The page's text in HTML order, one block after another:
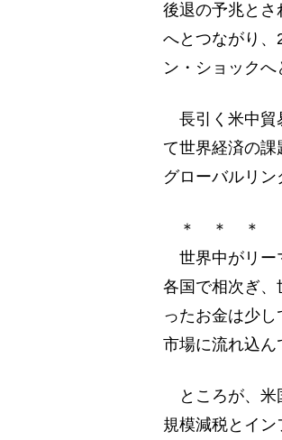
後退の予兆と
へとつながり、
ン・ショックへ
長引く米中貿
て世界経済の課
グローバルリン
＊ ＊ ＊
世界中がリー
各国で相次ぎ、
ったお金は少
市場に流れ込ん
ところが、米
規模減税とイ